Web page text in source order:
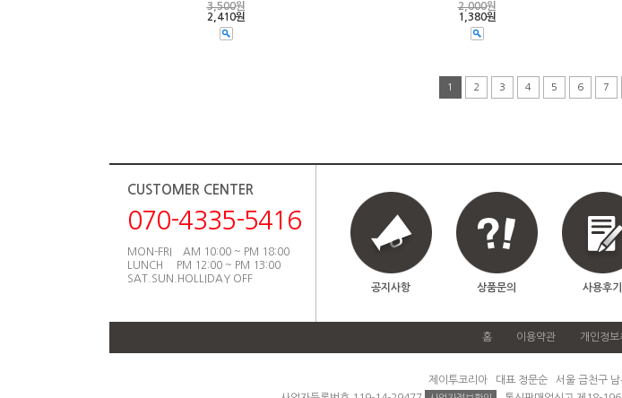
3,500원
2,410원
2,000원
1,380원
1 2 3 4 5 6 7
CUSTOMER CENTER
070-4335-5416
MON-FRI AM 10:00 ~ PM 18:00
LUNCH PM 12:00 ~ PM 13:00
SAT.SUN.HOLLIDAY OFF
공지사항
상품문의 사용후기
홈 이용약관 개인정보
제이투코리아 대표 정문순 서울 금천구